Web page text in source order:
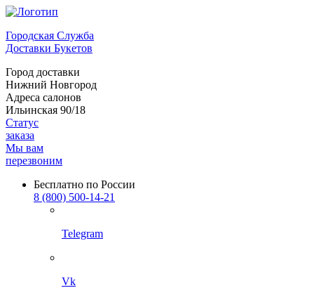
Городская Служба
Доставки Букетов
Город доставки
Нижний Новгород
Адреса салонов
Ильинская 90/18
Статус
заказа
Мы вам
перезвоним
Бесплатно по России
8 (800) 500-14-21
Telegram
Vk